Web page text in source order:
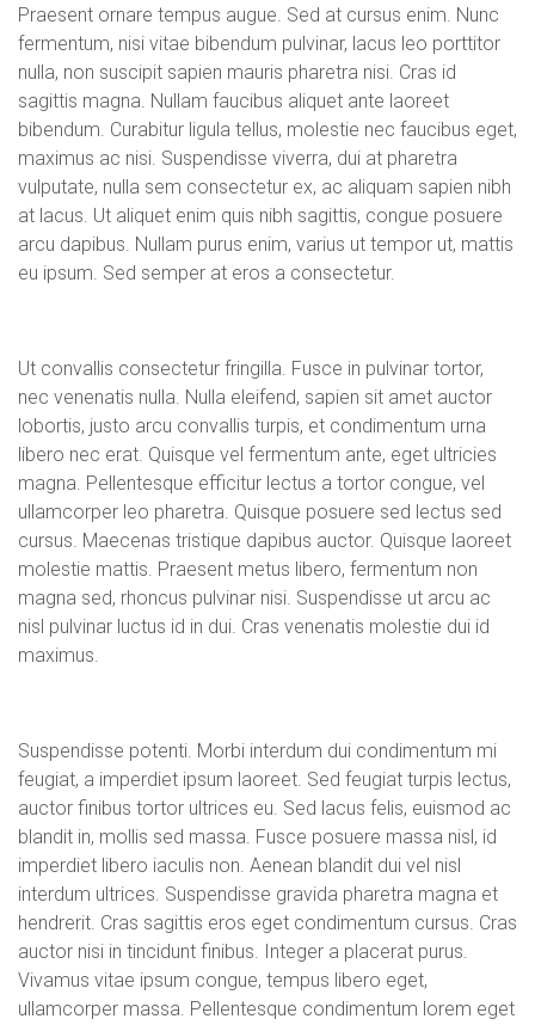
Praesent ornare tempus augue. Sed at cursus enim. Nunc
fermentum, nisi vitae bibendum pulvinar, lacus leo porttitor
nulla, non suscipit sapien mauris pharetra nisi. Cras id
sagittis magna. Nullam faucibus aliquet ante laoreet
bibendum. Curabitur ligula tellus, molestie nec faucibus eget,
maximus ac nisi. Suspendisse viverra, dui at pharetra
vulputate, nulla sem consectetur ex, ac aliquam sapien nibh
at lacus. Ut aliquet enim quis nibh sagittis, congue posuere
arcu dapibus. Nullam purus enim, varius ut tempor ut, mattis
eu ipsum. Sed semper at eros a consectetur.
Ut convallis consectetur fringilla. Fusce in pulvinar tortor,
nec venenatis nulla. Nulla eleifend, sapien sit amet auctor
lobortis, justo arcu convallis turpis, et condimentum urna
libero nec erat. Quisque vel fermentum ante, eget ultricies
magna. Pellentesque efficitur lectus a tortor congue, vel
ullamcorper leo pharetra. Quisque posuere sed lectus sed
cursus. Maecenas tristique dapibus auctor. Quisque laoreet
molestie mattis. Praesent metus libero, fermentum non
magna sed, rhoncus pulvinar nisi. Suspendisse ut arcu ac
nisl pulvinar luctus id in dui. Cras venenatis molestie dui id
maximus.
Suspendisse potenti. Morbi interdum dui condimentum mi
feugiat, a imperdiet ipsum laoreet. Sed feugiat turpis lectus,
auctor finibus tortor ultrices eu. Sed lacus felis, euismod ac
blandit in, mollis sed massa. Fusce posuere massa nisl, id
imperdiet libero iaculis non. Aenean blandit dui vel nisl
interdum ultrices. Suspendisse gravida pharetra magna et
hendrerit. Cras sagittis eros eget condimentum cursus. Cras
auctor nisi in tincidunt finibus. Integer a placerat purus.
Vivamus vitae ipsum congue, tempus libero eget,
ullamcorper massa. Pellentesque condimentum lorem eget